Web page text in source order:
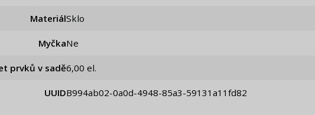
Materiál Sklo
Myčka Ne
prvků v sadě 6,00 el.
UUID b994ab02-0a0d-4948-85a3-59131a11fd82